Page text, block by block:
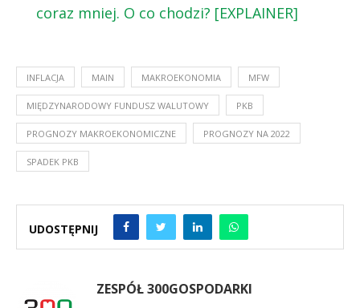
coraz mniej. O co chodzi? [EXPLAINER]
INFLACJA MAIN MAKROEKONOMIA MFW
MIĘDZYNARODOWY FUNDUSZ WALUTOWY PKB
PROGNOZY MAKROEKONOMICZNE PROGNOZY NA 2022
SPADEK PKB
UDOSTĘPNIJ
ZESPÓŁ 300GOSPODARKI